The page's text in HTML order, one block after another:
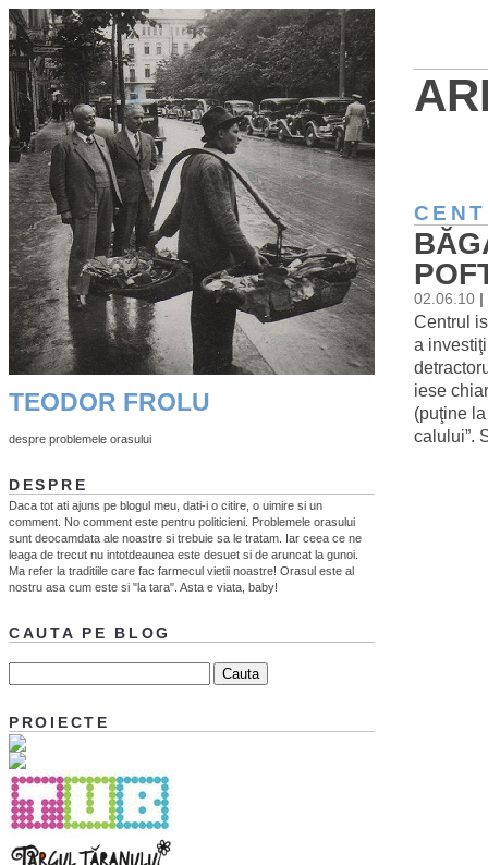
02.06.10
Centrul
a
iese
(puţine
calului”.
TEODOR FROLU
despre problemele orasului
DESPRE
Daca tot ati ajuns pe blogul meu, dati-i o citire, o uimire si un
comment. No comment este pentru politicieni. Problemele orasului
sunt deocamdata ale noastre si trebuie sa le tratam. Iar ceea ce ne
leaga de trecut nu intotdeaunea este desuet si de aruncat la gunoi.
Ma refer la traditiile care fac farmecul vietii noastre! Orasul este al
nostru asa cum este si "la tara". Asta e viata, baby!
CAUTA PE BLOG
PROIECTE